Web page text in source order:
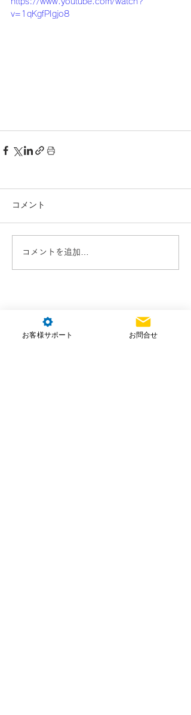
v=1qKgfPIgjo8
コメント
コメントを追加…
お客様サポート お問合せ